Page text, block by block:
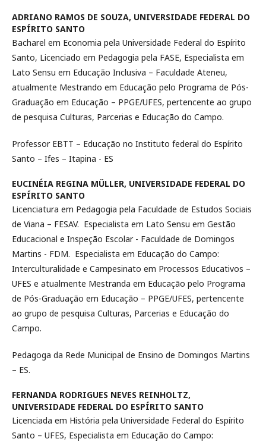
ADRIANO RAMOS DE SOUZA, UNIVERSIDADE FEDERAL DO
ESPÍRITO SANTO
Bacharel em Economia pela Universidade Federal do Espírito
Santo, Licenciado em Pedagogia pela FASE, Especialista em
Lato Sensu em Educação Inclusiva – Faculdade Ateneu,
atualmente Mestrando em Educação pelo Programa de Pós-
Graduação em Educação – PPGE/UFES, pertencente ao grupo
de pesquisa Culturas, Parcerias e Educação do Campo.
Professor EBTT – Educação no Instituto federal do Espírito
Santo – Ifes – Itapina - ES
EUCINÉIA REGINA MÜLLER, UNIVERSIDADE FEDERAL DO
ESPÍRITO SANTO
Licenciatura em Pedagogia pela Faculdade de Estudos Sociais
de Viana – FESAV. Especialista em Lato Sensu em Gestão
Educacional e Inspeção Escolar - Faculdade de Domingos
Martins - FDM. Especialista em Educação do Campo:
Interculturalidade e Campesinato em Processos Educativos –
UFES e atualmente Mestranda em Educação pelo Programa
de Pós-Graduação em Educação – PPGE/UFES, pertencente
ao grupo de pesquisa Culturas, Parcerias e Educação do
Campo.
Pedagoga da Rede Municipal de Ensino de Domingos Martins
– ES.
FERNANDA RODRIGUES NEVES REINHOLTZ,
UNIVERSIDADE FEDERAL DO ESPÍRITO SANTO
Licenciada em História pela Universidade Federal do Espírito
Santo – UFES, Especialista em Educação do Campo: